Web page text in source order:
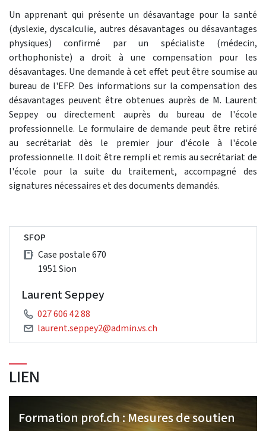
Un apprenant qui présente un désavantage pour la santé
(dyslexie, dyscalculie, autres désavantages ou désavantages
physiques) confirmé par un spécialiste (médecin,
orthophoniste) a droit à une compensation pour les
désavantages. Une demande à cet effet peut être soumise au
bureau de l'EFP. Des informations sur la compensation des
désavantages peuvent être obtenues auprès de M. Laurent
Seppey ou directement auprès du bureau de l'école
professionnelle. Le formulaire de demande peut être retiré
au secrétariat dès le premier jour d'école à l'école
professionnelle. Il doit être rempli et remis au secrétariat de
l'école pour la suite du traitement, accompagné des
signatures nécessaires et des documents demandés.
SFOP
Case postale 670
1951 Sion
Laurent Seppey
027 606 42 88
laurent.seppey2@admin.vs.ch
LIEN
Formation prof.ch : Mesures de soutien